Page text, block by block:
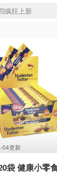
抢！
疯狂上新
大促
折 随时失效
独家85折额外叠85折
促！每日更新
！5折起+叠9折
仅€192
04更新
袋 健康小零